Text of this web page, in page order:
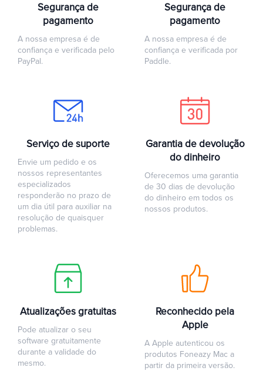
Segurança de
pagamento
A nossa empresa é de
confiança e verificada pelo
PayPal.
Segurança de
pagamento
A nossa empresa é de
confiança e verificada por
Paddle.
Serviço de suporte
Envie um pedido e os
nossos representantes
especializados
responderão no prazo de
um dia útil para auxiliar na
resolução de quaisquer
problemas.
Garantia de devolução
do dinheiro
Oferecemos uma garantia
de 30 dias de devolução
do dinheiro em todos os
nossos produtos.
Atualizações gratuitas
Pode atualizar o seu
software gratuitamente
durante a validade do
mesmo.
Reconhecido pela
Apple
A Apple autenticou os
produtos Foneazy Mac a
partir da primeira versão.